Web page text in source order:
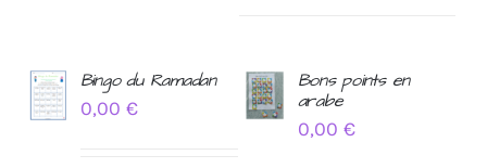
AJOUTER
Bingo du Ramadan
0,00€
AJOUTER
Bons points en
arabe
0,00 €